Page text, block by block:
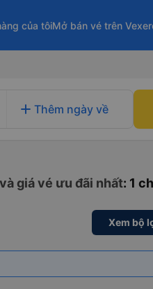
của tôiMở bán vé trên
add Thêm ngày về
giá vé ưu đãi nhất: 1
Xem bộ